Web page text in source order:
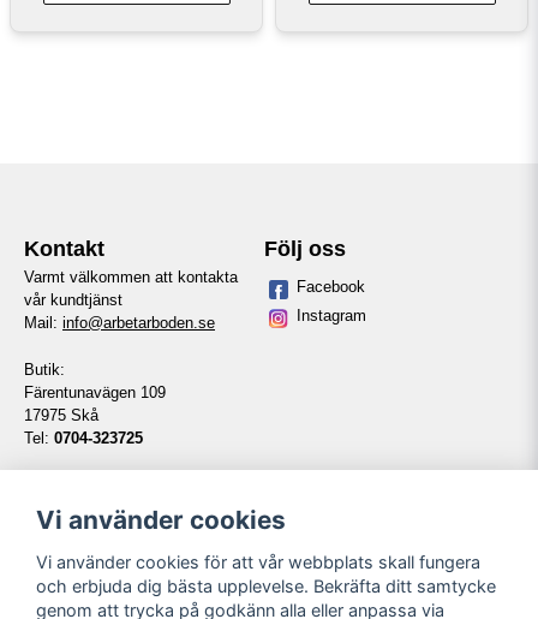
Kontakt
Varmt välkommen att kontakta
vår kundtjänst
Mail: info@arbetarboden.se
Butik:
Färentunavägen 109
17975 Skå
Tel: 0704-323725
14:00-16:00
Följ oss
Facebook
Instagram
Information Våra partners
Vi använder cookies
Vi använder cookies för att vår webbplats skall fungera
och erbjuda dig bästa upplevelse. Bekräfta ditt samtycke
genom att trycka på godkänn alla eller anpassa via